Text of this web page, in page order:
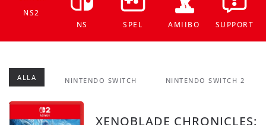
NS2
NS
SPEL AMIIBO SUPPORT
ALLA NINTENDO SWITCH NINTENDO SWITCH 2
XENOBLADE CHRONICLES: